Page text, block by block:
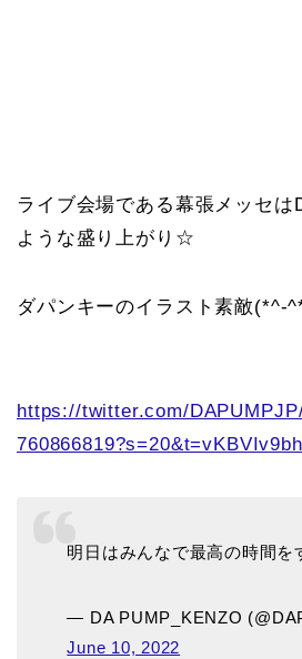
ライブ会場である幕張メッセは
ような盛り上がり☆
ダパンキーのイラスト素敵(*^-
https://twitter.com/
明日はみんなで最高の時間を
— DA PUMP_KENZO
June 10, 2022